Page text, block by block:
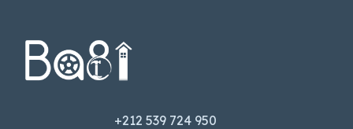
+212 539 724 950